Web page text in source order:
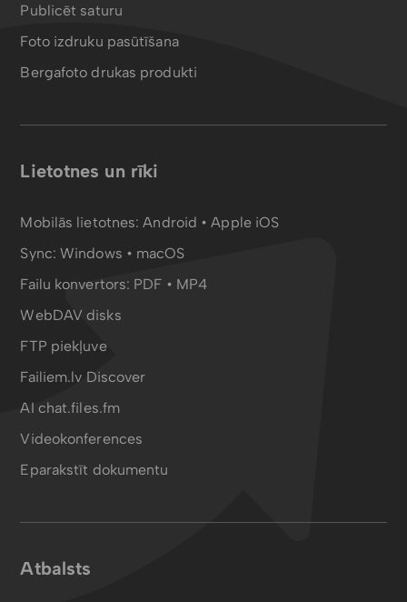
Publicēt saturu
Foto izdruku pasūtīšana
Bergafoto drukas produkti
Lietotnes un rīki
Mobilās lietotnes:Android •Apple iOS
Sync:Windows • macOS
Failu konvertors: PDF • MP4
WebDAV disks
FTP piekļuve
Failiem.lv Discover
AI chat.files.fm
Videokonferences
Eparakstīt dokumentu
Atbalsts